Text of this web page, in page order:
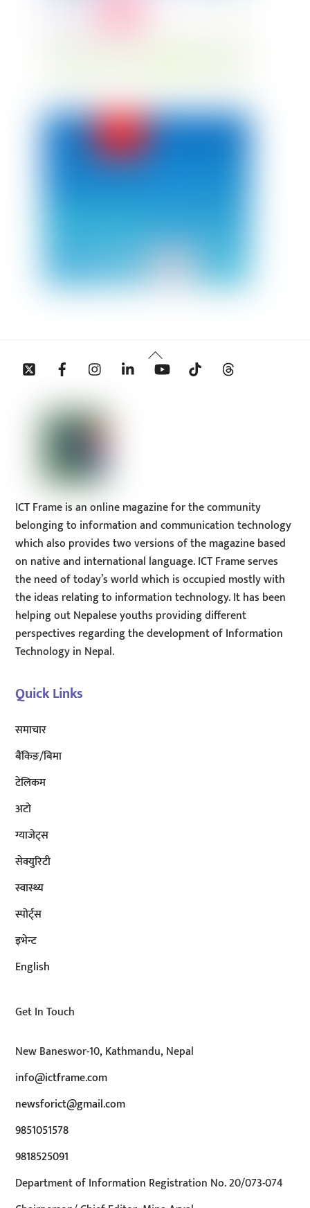
Back
To
Twitter Facebook InstagramLinkedin YouTube Tiktok
ICT Frame is an online magazine for the community
belonging to information and communication technology
which also provides two versions of the magazine based
on native and international language. ICT Frame serves
the need of today’s world which is occupied mostly with
the ideas relating to information technology. It has been
helping out Nepalese youths providing different
perspectives regarding the development of Information
Technology in Nepal.
Quick Links
समाचार
बैंकिङ/बिमा
टेलिकम
अटाे
ग्याजेट्स
सेक्युरिटी
स्वास्थ्य
स्पोर्ट्स
इभेन्ट
English
Get In Touch
New Baneswor-10, Kathmandu, Nepal
info@ictframe.com
newsforict@gmail.com
9851051578
9818525091
Department of Information Registration No. 20/073-074